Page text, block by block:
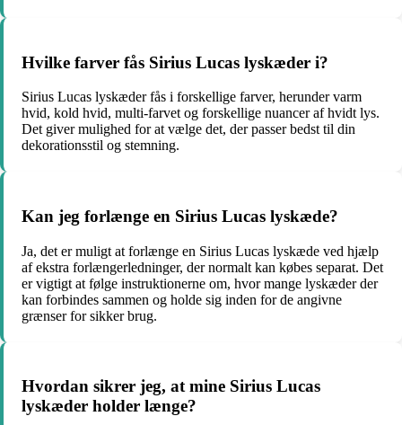
Hvilke farver fås Sirius Lucas lyskæder i?
Sirius Lucas lyskæder fås i forskellige farver, herunder varm
hvid, kold hvid, multi-farvet og forskellige nuancer af hvidt lys.
Det giver mulighed for at vælge det, der passer bedst til din
dekorationsstil og stemning.
Kan jeg forlænge en Sirius Lucas lyskæde?
Ja, det er muligt at forlænge en Sirius Lucas lyskæde ved hjælp
af ekstra forlængerledninger, der normalt kan købes separat. Det
er vigtigt at følge instruktionerne om, hvor mange lyskæder der
kan forbindes sammen og holde sig inden for de angivne
grænser for sikker brug.
Hvordan sikrer jeg, at mine Sirius Lucas
lyskæder holder længe?